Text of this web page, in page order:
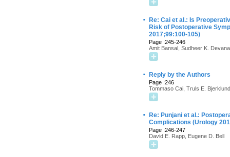
·
Re: Cai et al.: Is
Risk of Postoperative
2017;99:100-105)
Page :245-246
Amit Bansal, Sudheer K.
· Reply by the Authors
Page :246
Tommaso Cai, Truls E.
·
Re: Punjani et al.:
Complications (Urology
Page :246-247
David E. Rapp, Eugene D. Bell